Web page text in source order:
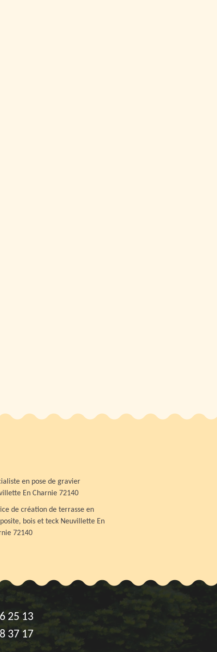
en pose de gravier
En Charnie 72140
de création de terrasse en
bois et teck Neuvillette En
72140
25 13
37 17